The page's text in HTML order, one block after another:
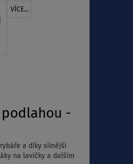
VÍCE...
podlahou -
a díky silnější
na lavičky a dalším